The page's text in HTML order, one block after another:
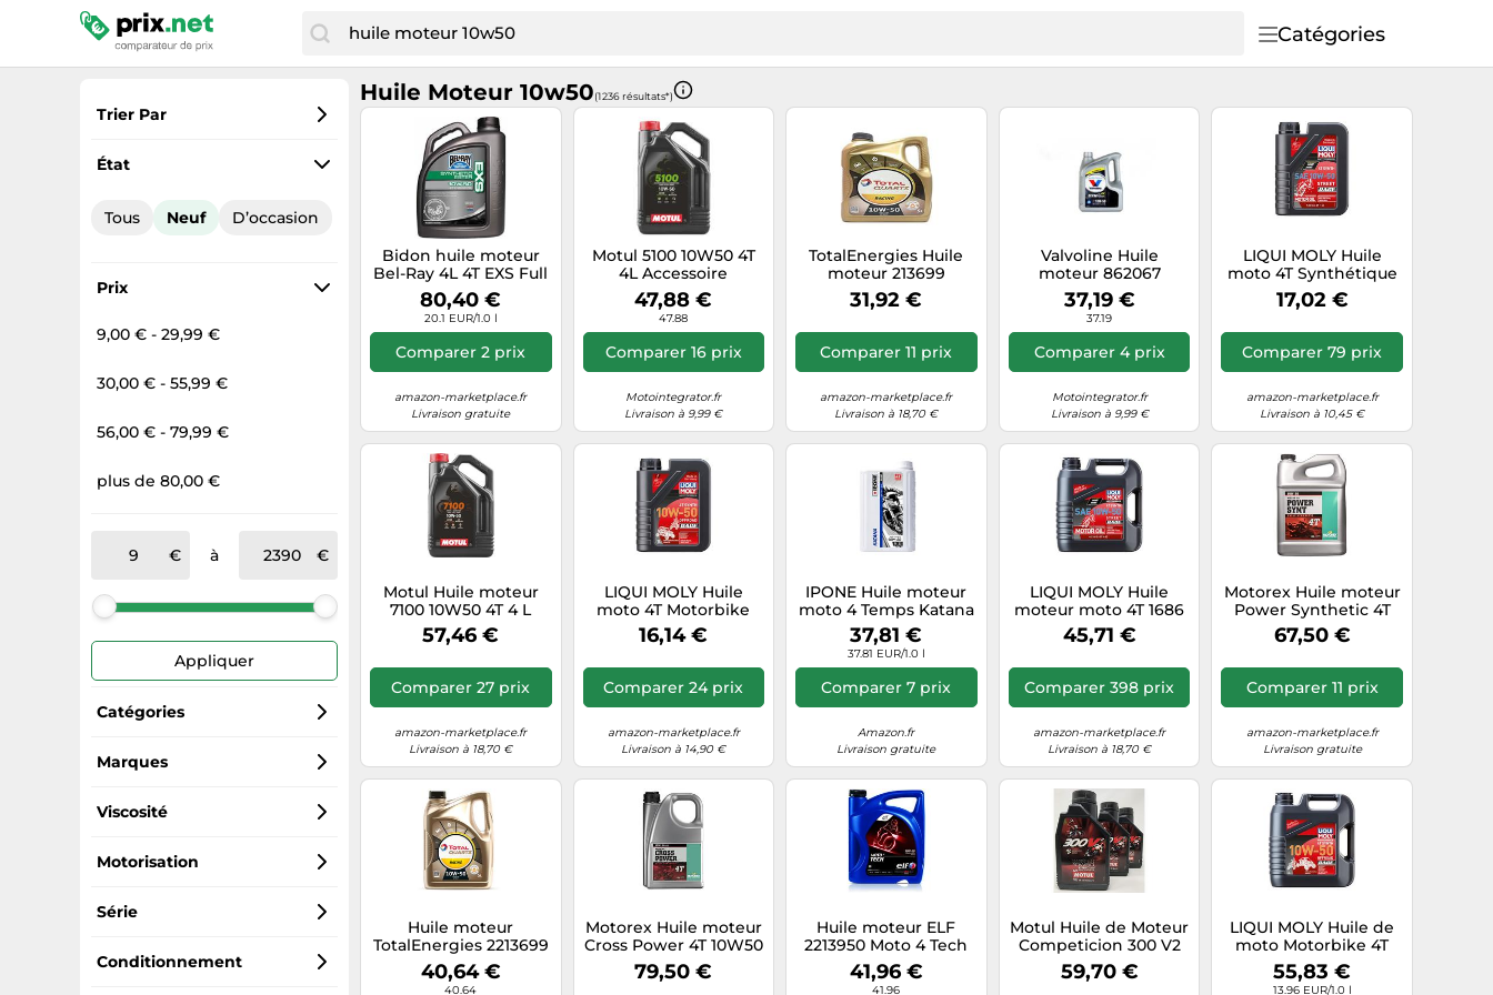
Catégories
Trier Par
Préférés
Prix total
État
Tous Neuf D’occasion
Prix
9,00 € - 29,99 €
30,00 € - 55,99 €
56,00 € - 79,99 €
plus de 80,00 €
à
Appliquer
Catégories
Huiles moteur
Jeux scientifiques
Marques
LIQUI MOLY
Motul
Castrol
Motorex
Viscosité
10W-50
10W
10W-40
Motorisation
4 temps
2 temps
Série
Motul 5100 4T
Conditionnement
Huile Moteur 10w50(1 236 résultats*)
Bidon huile moteur
Bel-Ray 4L 4T EXS Full
Synthetic Ester 10W-
50
80,40 €
20.1 EUR/1.0 l
Comparer 2 prix
amazon-marketplace.fr
Livraison gratuite
Motul 5100 10W50 4T
4L Accessoire
47,88 €
47.88
Comparer 16 prix
Motointegrator.fr
Livraison à 9,99 €
TotalEnergies Huile
moteur 213699
31,92 €
Comparer 11 prix
amazon-marketplace.fr
Livraison à 18,70 €
Valvoline Huile
moteur 862067
37,19 €
37.19
Comparer 4 prix
Motointegrator.fr
Livraison à 9,99 €
LIQUI MOLY Huile
moto 4T Synthétique
Street Race 10W-50 1 L
17,02 €
Comparer 79 prix
amazon-marketplace.fr
Livraison à 10,45 €
Motul Huile moteur
7100 10W50 4T 4 L
Doré
57,46 €
Comparer 27 prix
amazon-marketplace.fr
Livraison à 18,70 €
LIQUI MOLY Huile
moto 4T Motorbike
Synth 10W-50 Offroad
Race – 1 L
16,14 €
Comparer 24 prix
amazon-marketplace.fr
Livraison à 14,90 €
IPONE Huile moteur
moto 4 Temps Katana
10W50 Gamme Sport
100% synthétique -
Bidon 2 L
37,81 €
37.81 EUR/1.0 l
Comparer 7 prix
Amazon.fr
Livraison gratuite
LIQUI MOLY Huile
moteur moto 4T 1686
Street Race Synth
10W-50 4 L
45,71 €
Comparer 398 prix
amazon-marketplace.fr
Livraison à 18,70 €
Motorex Huile moteur
Power Synthetic 4T
10W-50 4 L Clair
67,50 €
Comparer 11 prix
amazon-marketplace.fr
Livraison gratuite
Huile moteur
TotalEnergies 2213699
Quartz RACING 10W50
5L
40,64 €
40.64
Motorex Huile moteur
Cross Power 4T 10W50
motocross enduro
100% synthèse 4 litres
79,50 €
Huile moteur ELF
2213950 Moto 4 Tech
10W50 4L
41,96 €
41.96
Motul Huile de Moteur
Competicion 300 V2
4T FL Road Racing 10
W50, 3 l (3 x 1 Lt)
59,70 €
LIQUI MOLY Huile de
moto Motorbike 4T
Synth 10W-50 Offroad
Race 4 L Gris
55,83 €
13.96 EUR/1.0 l